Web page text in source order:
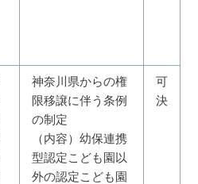
神奈川県からの権
限移譲に伴う条例
の制定
（内容）幼保連携
型認定こども園以
外の認定こども園
可
決